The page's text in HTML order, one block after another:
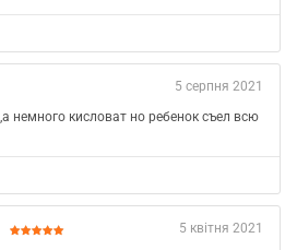
5 серпня 2021
немного кисловат но ребенок съел всю
5 квітня 2021